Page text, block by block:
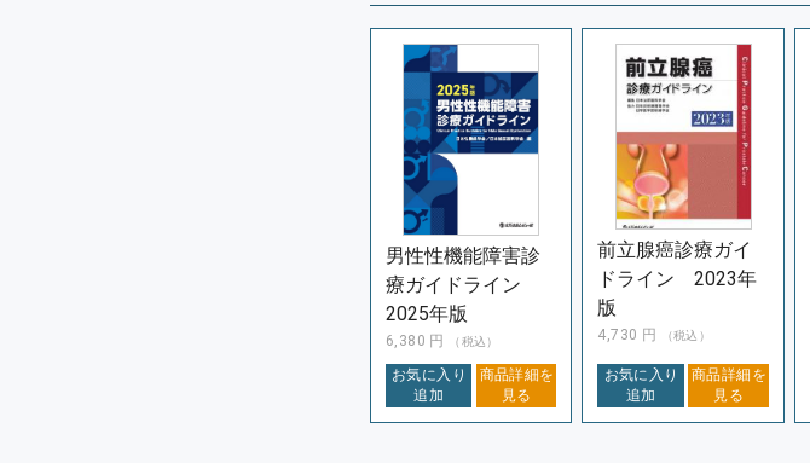
男性性機能障害診
療ガイドライン
2025年版
6,380 円 （税込）
お気に入り
追加
商品詳細を
見る
前立腺癌診療ガイ
ドライン 2023年
版
4,730 円 （税込）
お気に入り
追加
商品詳細を
見る